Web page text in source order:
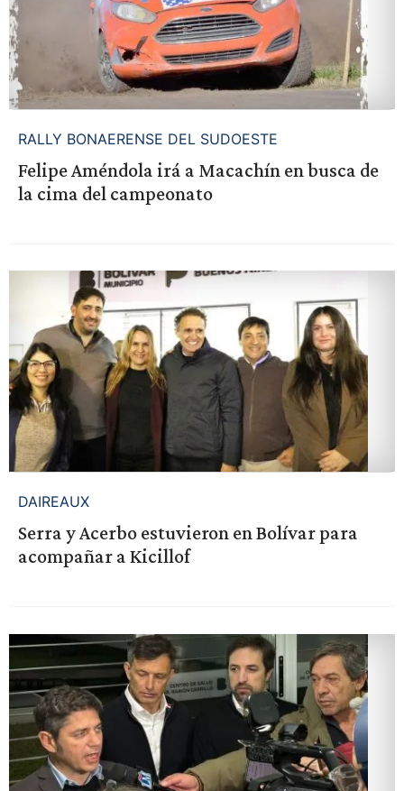
RALLY BONAERENSE DEL SUDOESTE
Felipe Améndola irá a Macachín en busca de
la cima del campeonato
DAIREAUX
Serra y Acerbo estuvieron en Bolívar para
acompañar a Kicillof